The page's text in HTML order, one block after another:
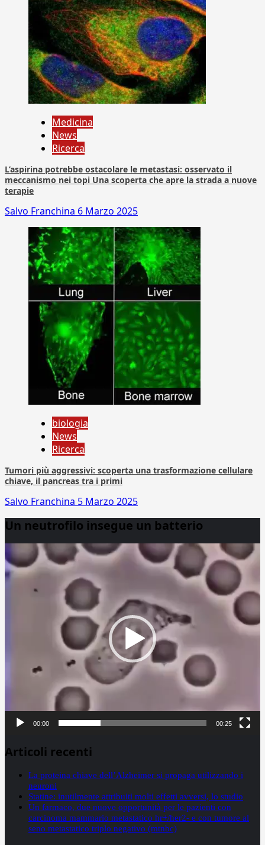
Medicina
News
Ricerca
L’aspirina potrebbe ostacolare le metastasi: osservato il
meccanismo nei topi Una scoperta che apre la strada a nuove
terapie
Salvo Franchina 6 Marzo 2025
biologia
News
Ricerca
Tumori più aggressivi: scoperta una trasformazione cellulare
chiave, il pancreas tra i primi
Salvo Franchina 5 Marzo 2025
Un neutrofilo insegue un batterio
Player
00:00 00:25
Articoli recenti
La proteina chiave dell’Alzheimer si propaga utilizzando i
neuroni
Statine: inutilmente attribuiti molti effetti avversi, lo studio
Un farmaco, due nuove opportunità per le pazienti con
carcinoma mammario metastatico hr+/her2- e con tumore al
seno metastatico triplo negativo (mtnbc)